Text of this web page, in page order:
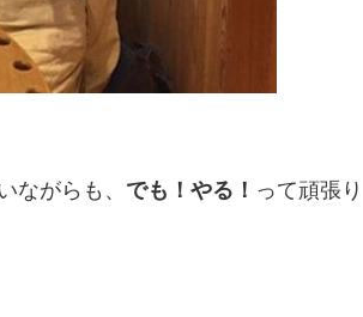
ながらも、 でも！やる！ って頑張り